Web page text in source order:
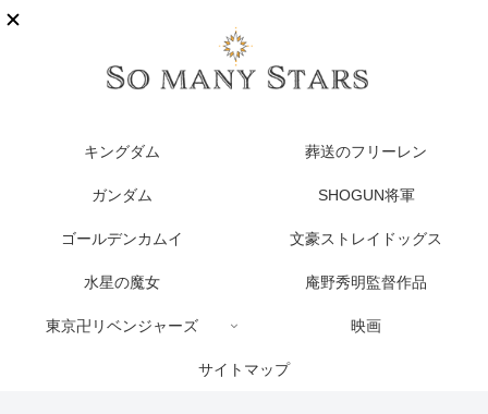
キングダム 葬送のフリーレン
ガンダム SHOGUN将軍
ゴールデンカムイ 文豪ストレイドッグス
水星の魔女 庵野秀明監督作品
東京卍リベンジャーズ 映画
サイトマップ